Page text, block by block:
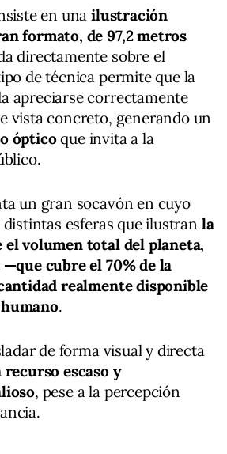
en unailustración
formato, de 97,2 metros
directamente sobre el
de técnica permite que la
apreciarse correctamente
vista concreto, generando un
ópticoque invita a la
un gran socavón en cuyo
esferas que ilustran la
volumen total del planeta,
cubre el 70% de la
realmente disponible
.
de forma visual y directa
recurso escaso y
, pese a la percepción